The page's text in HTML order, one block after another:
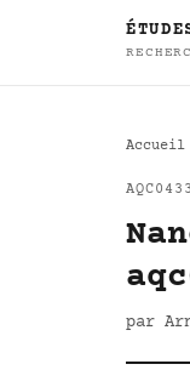
Accueil
AQC0433
par